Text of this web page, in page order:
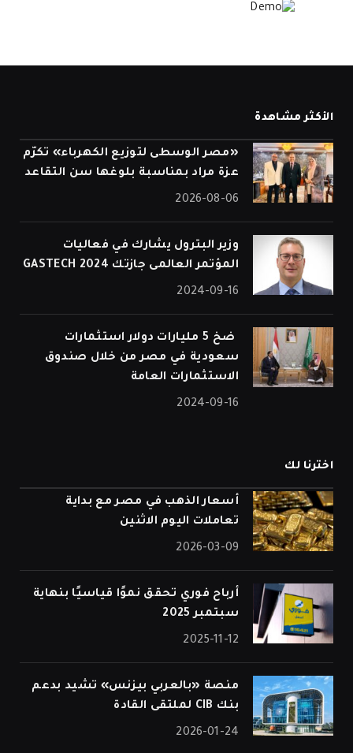
الأكثر مشاهدة
«مصر الوسطى لتوزيع الكهرباء» تكرّم
عزة مراد بمناسبة بلوغها سن التقاعد
2026-08-06
وزير البترول يشارك في فعاليات
المؤتمر العالمى جازتك 2024 GASTECH
2024-09-16
⁠ ضخ 5 مليارات دولار استثمارات
سعودية في مصر من خلال صندوق
الاستثمارات العامة
2024-09-16
اخترنا لك
أسعار الذهب في مصر مع بداية
تعاملات اليوم الاثنين
2026-03-09
أرباح فوري تحقق نموًا قياسيًا بنهاية
سبتمبر 2025
2025-11-12
منصة «بالعربي بيزنس» تشيد بدعم
بنك CIB لملتقى القادة
2026-01-24